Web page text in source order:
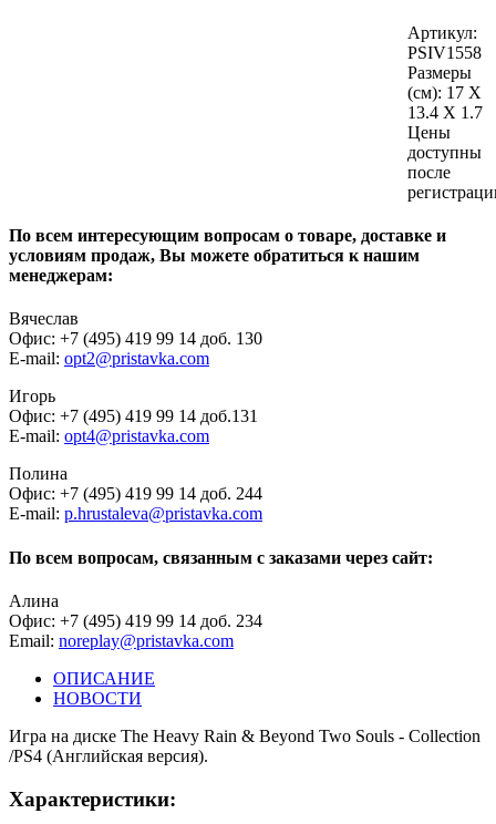
Артикул:
PSIV1558
Размеры
(см): 17 X
13.4 X 1.7
Цены
доступны
после
По всем интересующим вопросам о товаре, доставке и
условиям продаж, Вы можете обратиться к нашим
менеджерам:
Вячеслав
Офис: +7 (495) 419 99 14 доб. 130
E-mail: opt2@pristavka.com
Игорь
Офис: +7 (495) 419 99 14 доб.131
E-mail: opt4@pristavka.com
Полина
Офис: +7 (495) 419 99 14 доб. 244
E-mail: p.hrustaleva@pristavka.com
По всем вопросам, связанным с заказами через сайт:
Алина
Офис: +7 (495) 419 99 14 доб. 234
Email: noreplay@pristavka.com
ОПИСАНИЕ
НОВОСТИ
Игра на диске The Heavy Rain & Beyond Two Souls - Collection
/PS4 (Английская версия).
Характеристики: